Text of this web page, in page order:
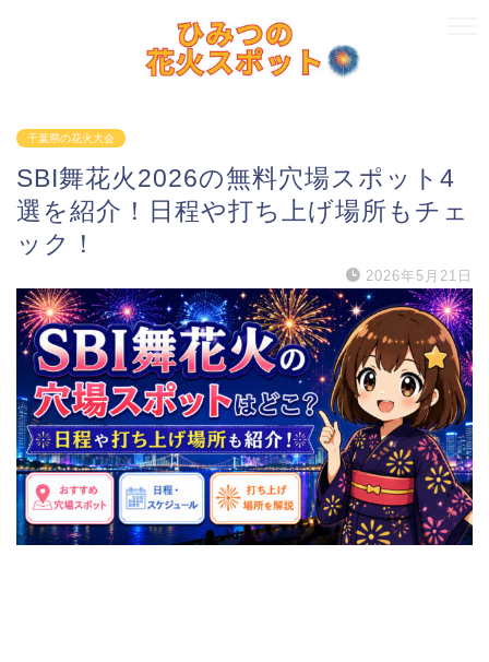
千葉県の花火大会
SBI舞花火2026の無料穴場スポット4
選を紹介！日程や打ち上げ場所もチェ
ック！
2026年5月21日